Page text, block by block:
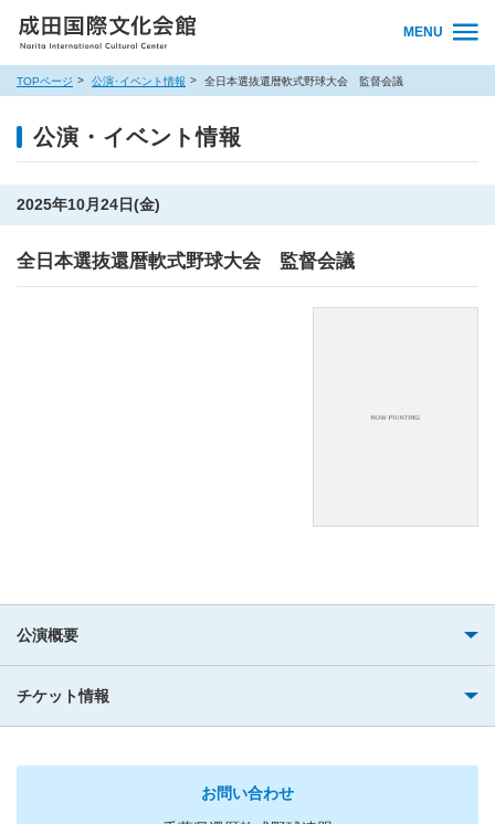
MENU
TOPページ 公演･イベント情報 全日本選抜還暦軟式野球大会 監督会議
公演・イベント情報
2025年10月24日(金)
全日本選抜還暦軟式野球大会 監督会議
公演概要
チケット情報
お問い合わせ